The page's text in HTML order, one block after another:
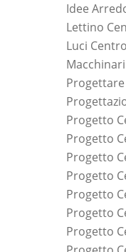
Idee
Lettino
Luci
Progetto
Progetto
Progetto
Progetto
Progetto
Progetto
Progetto